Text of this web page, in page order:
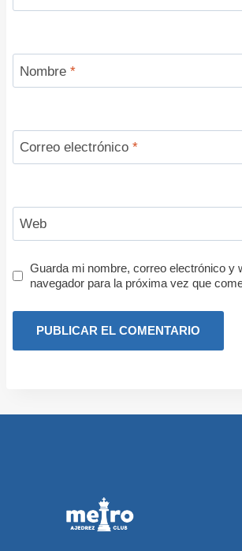
Nombre *
Correo electrónico *
Web
Guarda mi nombre, correo electrónico y
navegador para la próxima vez que